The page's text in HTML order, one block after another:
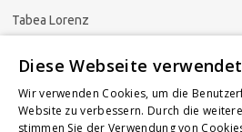
Tabea Lorenz
Diese Webseite
Wir verwenden Cookies, um die
Website zu verbessern. Durch die
stimmen Sie der Verwendung von